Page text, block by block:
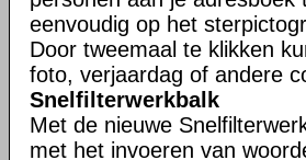
eenvoudig op het
Door tweemaal te klikken
foto, verjaardag of andere
Snelfilterwerkbalk
Met de nieuwe
met het invoeren van